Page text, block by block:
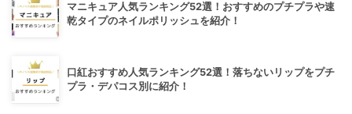
マニキュア人気ランキング52選！おすすめのプチプラや速
乾タイプのネイルポリッシュを紹介！
口紅おすすめ人気ランキング52選！落ちないリップをプチ
プラ・デパコス別に紹介！